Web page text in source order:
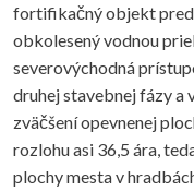
fortifikačný objekt
obkolesený vodnou
severovýchodná
druhej stavebnej fázy a
zväčšení opevnenej
rozlohu asi 36,5 ára,
plochy mesta v